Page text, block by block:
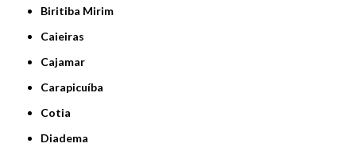
Biritiba Mirim
Caieiras
Cajamar
Carapicuíba
Cotia
Diadema